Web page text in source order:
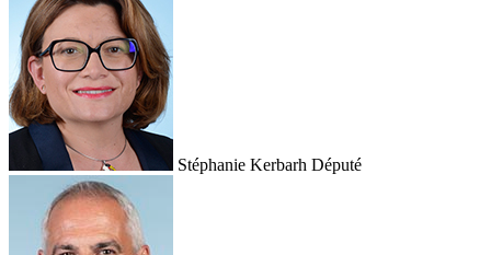
Stéphanie Kerbarh Député